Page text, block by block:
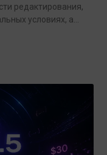
редактирования,
условиях, а